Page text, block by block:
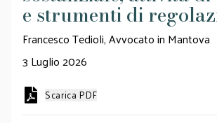
e strumenti di
Francesco Tedioli, Avvocato in Mantova
3 Luglio 2026
Scarica PDF